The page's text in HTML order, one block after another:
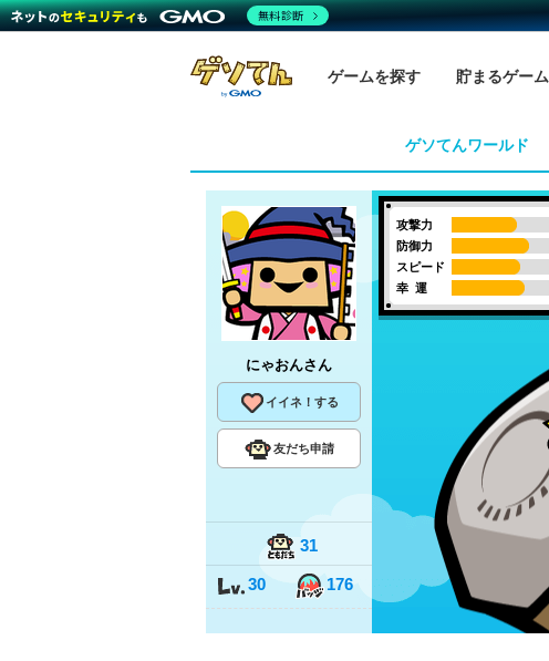
ゲームを探す 貯まるゲーム
ゲソてんワールド
にゃおんさん
イイネ！する
友だち申請
31
30 176
攻撃力
防御力
スピード
幸 運
無料診断